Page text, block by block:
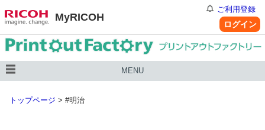
MyRICOH
ご利用登録
ログイン
MENU
トップページ > #明治